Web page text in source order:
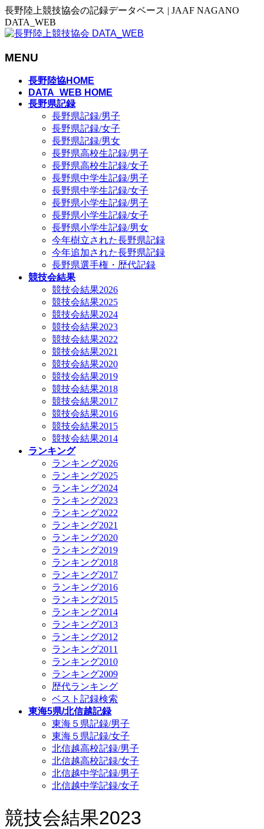
長野陸上競技協会の記録データベース | JAAF NAGANO
DATA_WEB
MENU
長野陸協HOME
DATA_WEB HOME
長野県記録
長野県記録/男子
長野県記録/女子
長野県記録/男女
長野県高校生記録/男子
長野県高校生記録/女子
長野県中学生記録/男子
長野県中学生記録/女子
長野県小学生記録/男子
長野県小学生記録/女子
長野県小学生記録/男女
今年樹立された長野県記録
今年追加された長野県記録
長野県選手権・歴代記録
競技会結果
競技会結果2026
競技会結果2025
競技会結果2024
競技会結果2023
競技会結果2022
競技会結果2021
競技会結果2020
競技会結果2019
競技会結果2018
競技会結果2017
競技会結果2016
競技会結果2015
競技会結果2014
ランキング
ランキング2026
ランキング2025
ランキング2024
ランキング2023
ランキング2022
ランキング2021
ランキング2020
ランキング2019
ランキング2018
ランキング2017
ランキング2016
ランキング2015
ランキング2014
ランキング2013
ランキング2012
ランキング2011
ランキング2010
ランキング2009
歴代ランキング
ベスト記録検索
東海5県/北信越記録
東海５県記録/男子
東海５県記録/女子
北信越高校記録/男子
北信越高校記録/女子
北信越中学記録/男子
北信越中学記録/女子
競技会結果2023